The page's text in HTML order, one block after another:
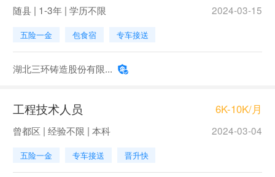
随县 | 1-3年 | 学历不限 2024-03-15
五险一金 包食宿 专车接送
湖北三环铸造股份有限...
工程技术人员 6K-10K/月
曾都区 | 经验不限 | 本科 2024-03-04
五险一金 专车接送 晋升快